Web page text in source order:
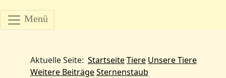
Menü
Aktuelle Seite: StartseiteTiere Unsere Tiere
Weitere BeiträgeSternenstaub